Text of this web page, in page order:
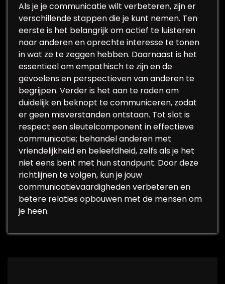
Als je je communicatie wilt verbeteren, zijn er
verschillende stappen die je kunt nemen. Ten
eerste is het belangrijk om actief te luisteren
naar anderen en oprechte interesse te tonen
in wat ze te zeggen hebben. Daarnaast is het
essentieel om empathisch te zijn en de
gevoelens en perspectieven van anderen te
begrijpen. Verder is het aan te raden om
duidelijk en beknopt te communiceren, zodat
er geen misverstanden ontstaan. Tot slot is
respect een sleutelcomponent in effectieve
communicatie; behandel anderen met
vriendelijkheid en beleefdheid, zelfs als je het
niet eens bent met hun standpunt. Door deze
richtlijnen te volgen, kun je jouw
communicatievaardigheden verbeteren en
betere relaties opbouwen met de mensen om
je heen.